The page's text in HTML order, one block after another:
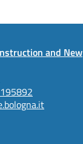
and New